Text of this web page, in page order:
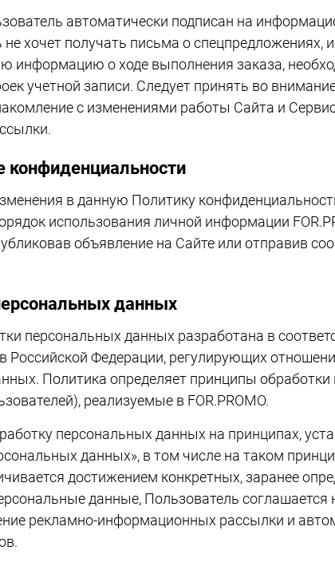
автоматически подписан на
хочет получать письма о спецпредложениях,
информацию о ходе выполнения заказа,
учетной записи. Следует принять во
с изменениями работы Сайта и
конфиденциальности
в данную Политику
использования личной информации
объявление на Сайте или отправив
данных
персональных данных разработана в
Российской Федерации, регулирующих
Политика определяет принципы
реализуемые в FOR.PROMO.
персональных данных на принципах,
данных», в том числе на таком
достижением конкретных, заранее
данные, Пользователь соглашается
рекламно-информационных рассылки и